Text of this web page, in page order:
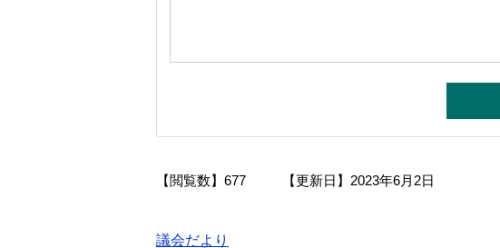
【閲覧数】 677 【更新日】 2023年6月2日
議会だより